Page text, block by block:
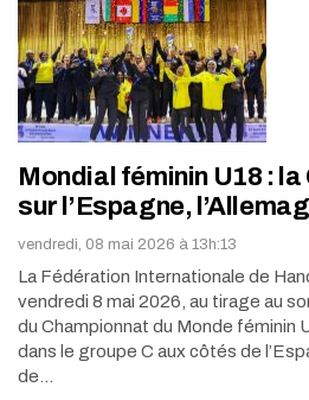
Mondial féminin U18 :
sur l’Espagne,
vendredi, 08 mai 2026 à 13h:13
La Fédération Internationale de
vendredi 8 mai 2026, au tirage au
du Championnat du Monde féminin
dans le groupe C aux côtés de
de…